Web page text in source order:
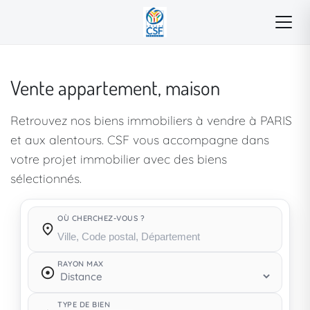
Vente appartement, maison
Retrouvez nos biens immobiliers à vendre à PARIS
et aux alentours. CSF vous accompagne dans
votre projet immobilier avec des biens
sélectionnés.
OÙ CHERCHEZ-VOUS ?
RAYON MAX
TYPE DE BIEN